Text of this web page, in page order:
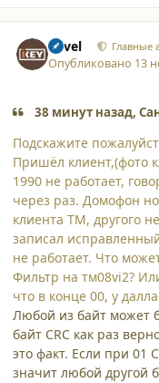
Pavel Главные
Опубликовано 13
38 минут назад,
Подскажите
Пришёл клиент,(фото
1990 не работает,
через раз. Домофон
клиента ТМ, другого
записал
не работает. Что
Фильтр на тм08vi2?
что в конце 00, у
Любой из байт может
байт CRC как раз
это факт. Если при 01
значит любой другой